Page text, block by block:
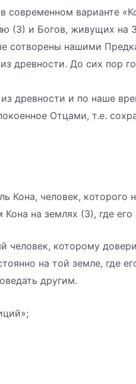
современном варианте
(З) и Богов, живущих на
сотворены нашими
древности. До сих пор
из древности и по наше
Отцами, т.е.
Кона, человек, которого
на землях (З), где его
человек, которому
на той земле, где
другим.